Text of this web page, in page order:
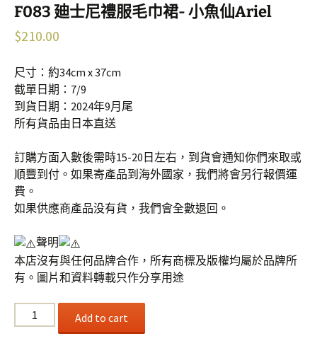
F083 廸士尼禮服毛巾裙- 小魚仙Ariel
$210.00
尺寸：約34cm x 37cm
截單日期：7/9
到貨日期：2024年9月尾
所有貨品由日本直送
訂購方面入數後需時15-20日左右，到貨會通知你們來取或
順豐到付。如果寄產品到海外國家，我們將會另行報價運
費。
如果供應商產品没有貨，我們會全數退回。
聲明
本店沒有與任何品牌合作，所有商標及版權均屬於品牌所
有。圖片和資料轉載只作分享用途
F083
廸
Add to cart